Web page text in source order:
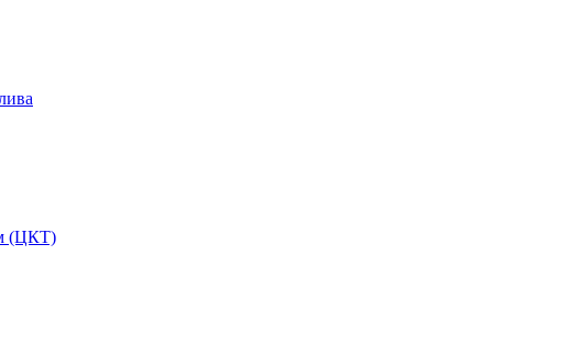
(ЦКТ)